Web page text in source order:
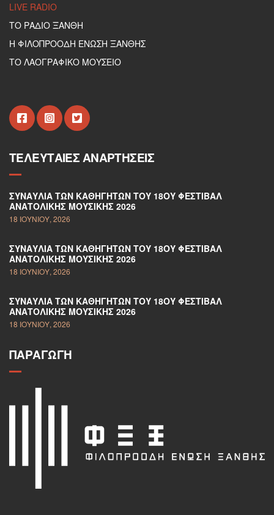
LIVE RADIO
ΤΟ ΡΑΔΙΟ ΞΑΝΘΗ
Η ΦΙΛΟΠΡΟΟΔΗ ΕΝΩΣΗ ΞΑΝΘΗΣ
ΤΟ ΛΑΟΓΡΑΦΙΚΟ ΜΟΥΣΕΙΟ
ΤΕΛΕΥΤΑΊΕΣ ΑΝΑΡΤΉΣΕΙΣ
ΣΥΝΑΥΛΊΑ ΤΩΝ ΚΑΘΗΓΗΤΏΝ ΤΟΥ 18ΟΥ ΦΕΣΤΙΒΆΛ
ΑΝΑΤΟΛΙΚΉΣ ΜΟΥΣΙΚΉΣ 2026
18 ΙΟΥΝΊΟΥ, 2026
ΣΥΝΑΥΛΊΑ ΤΩΝ ΚΑΘΗΓΗΤΏΝ ΤΟΥ 18ΟΥ ΦΕΣΤΙΒΆΛ
ΑΝΑΤΟΛΙΚΉΣ ΜΟΥΣΙΚΉΣ 2026
18 ΙΟΥΝΊΟΥ, 2026
ΣΥΝΑΥΛΊΑ ΤΩΝ ΚΑΘΗΓΗΤΏΝ ΤΟΥ 18ΟΥ ΦΕΣΤΙΒΆΛ
ΑΝΑΤΟΛΙΚΉΣ ΜΟΥΣΙΚΉΣ 2026
18 ΙΟΥΝΊΟΥ, 2026
ΠΑΡΑΓΩΓΉ